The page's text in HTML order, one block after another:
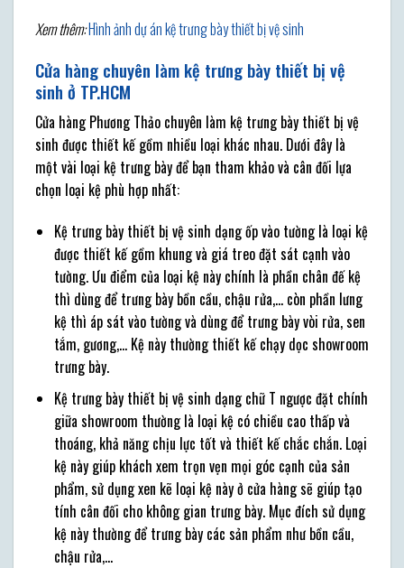
Xem thêm:Hình ảnh dự án kệ trưng bày thiết bị vệ sinh
Cửa hàng chuyên làm kệ trưng bày thiết bị vệ
sinh ở TP.HCM
Cửa hàng Phương Thảo chuyên làm kệ trưng bày thiết bị vệ
sinh được thiết kế gồm nhiều loại khác nhau. Dưới đây là
một vài loại kệ trưng bày để bạn tham khảo và cân đối lựa
chọn loại kệ phù hợp nhất:
Kệ trưng bày thiết bị vệ sinh dạng ốp vào tường là loại kệ
được thiết kế gồm khung và giá treo đặt sát cạnh vào
tường. Ưu điểm của loại kệ này chính là phần chân đế kệ
thì dùng để trưng bày bồn cầu, chậu rửa,… còn phần lưng
kệ thì áp sát vào tường và dùng để trưng bày vòi rửa, sen
tắm, gương,… Kệ này thường thiết kế chạy dọc showroom
trưng bày.
Kệ trưng bày thiết bị vệ sinh dạng chữ T ngược đặt chính
giữa showroom thường là loại kệ có chiều cao thấp và
thoáng, khả năng chịu lực tốt và thiết kế chắc chắn. Loại
kệ này giúp khách xem trọn vẹn mọi góc cạnh của sản
phẩm, sử dụng xen kẽ loại kệ này ở cửa hàng sẽ giúp tạo
tính cân đối cho không gian trưng bày. Mục đích sử dụng
kệ này thường để trưng bày các sản phẩm như bồn cầu,
chậu rửa,…